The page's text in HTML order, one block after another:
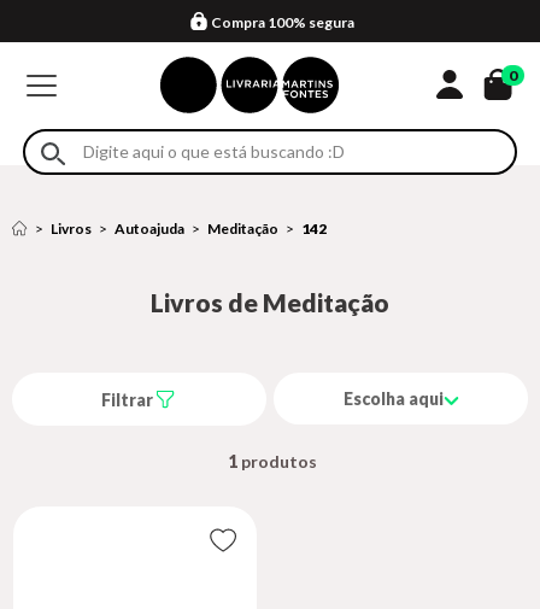
Formas de entrega
Compra 100% segura
Em até 4x sem juros no cartão*
Retire na loja
Eventos
0
Livros Autoajuda Meditação 142
Livros de Meditação
Filtrar Escolha aqui
1